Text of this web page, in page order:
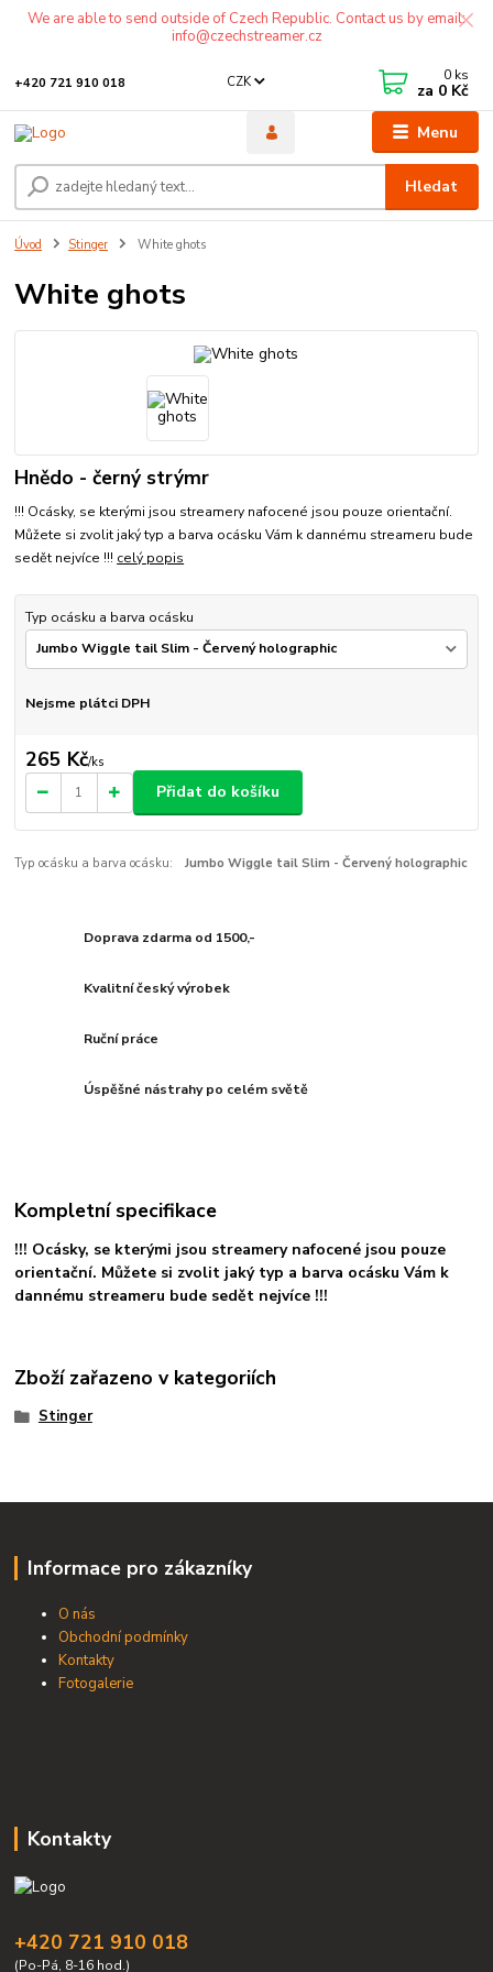
We are able to send outside of Czech Republic. Contact us by email:
info@czechstreamer.cz
Menu
CZK
Hledat
+420 721 910 018 0 ks
za 0 Kč
Úvod Stinger White ghots
White ghots
Hnědo - černý strýmr
!!! Ocásky, se kterými jsou streamery nafocené jsou pouze orientační.
Můžete si zvolit jaký typ a barva ocásku Vám k dannému streameru bude
sedět nejvíce !!! celý popis
Typ ocásku a barva ocásku
Nejsme plátci DPH
265 Kč/ks
Přidat do košíku
Typ ocásku a barva ocásku: Jumbo Wiggle tail Slim - Červený holographic
Doprava zdarma od 1500,-
Kvalitní český výrobek
Ruční práce
Úspěšné nástrahy po celém světě
Kompletní specifikace
!!! Ocásky, se kterými jsou streamery nafocené jsou pouze
orientační. Můžete si zvolit jaký typ a barva ocásku Vám k
dannému streameru bude sedět nejvíce !!!
Zboží zařazeno v kategoriích
Stinger
Informace pro zákazníky
O nás
Obchodní podmínky
Kontakty
Fotogalerie
Kontakty
+420 721 910 018
(Po-Pá, 8-16 hod.)